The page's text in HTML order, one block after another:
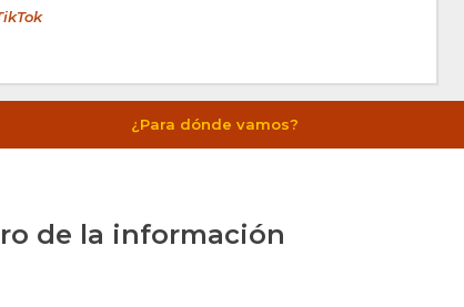
¿Para dónde vamos?
de la información